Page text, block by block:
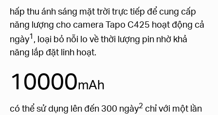
hấp thu ánh sáng mặt trời trực tiếp để cung cấp
năng lượng cho camera Tapo C425 hoạt động cả
ngày1 , loại bỏ nỗi lo về thời lượng pin nhờ khả
năng lắp đặt linh hoạt.
10000mAh
có thể sử dụng lên đến 300 ngày2 chỉ với một lần